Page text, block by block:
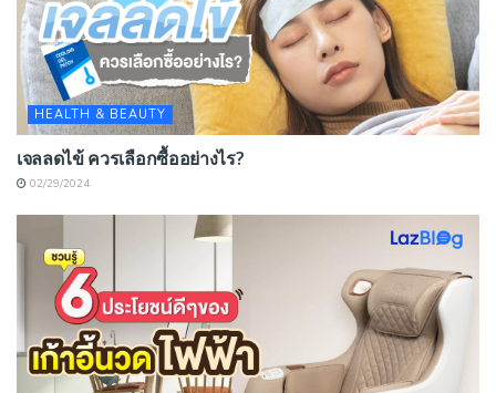
HEALTH & BEAUTY
เจลลดไข้ ควรเลือกซื้ออย่างไร?
02/29/2024